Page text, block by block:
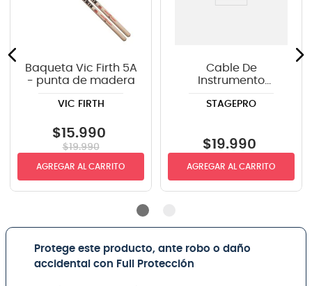
Baqueta Vic Firth 5A
- punta de madera
VIC FIRTH
$15.990
$19.990
AGREGAR AL CARRITO
Cable De
Instrumento
recto-angulo 6mts
STAGEPRO
$19.990
AGREGAR AL CARRITO
Protege este producto, ante robo o daño
accidental con Full Protección